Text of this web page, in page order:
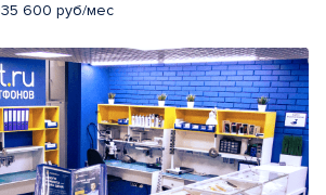
600 руб/мес